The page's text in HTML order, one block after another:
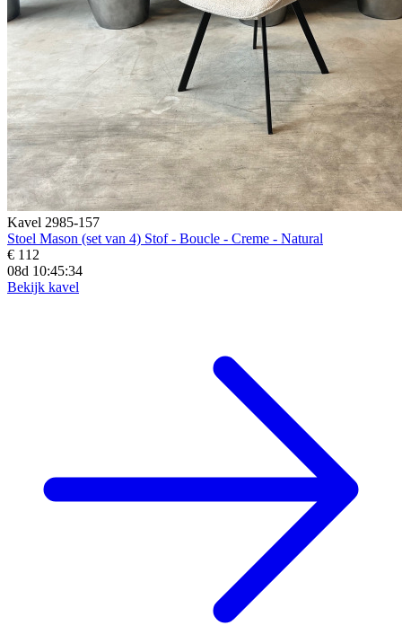
Kavel 2985-157
Stoel Mason (set van 4) Stof - Boucle - Creme - Natural
€ 112
08d 10:45:32
Bekijk kavel